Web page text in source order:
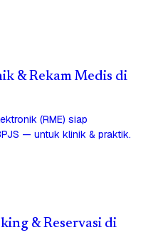
& Rekam Medis di
(RME) siap
— untuk klinik & praktik.
& Reservasi di